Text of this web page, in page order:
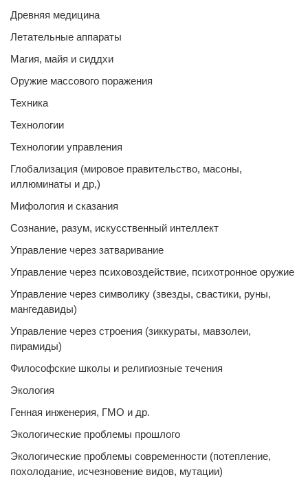
Древняя медицина
Летательные аппараты
Магия, майя и сиддхи
Оружие массового поражения
Техника
Технологии
Технологии управления
Глобализация (мировое правительство, масоны,
иллюминаты и др,)
Мифология и сказания
Сознание, разум, искусственный интеллект
Управление через затваривание
Управление через психовоздействие, психотронное оружие
Управление через символику (звезды, свастики, руны,
мангедавиды)
Управление через строения (зиккураты, мавзолеи,
пирамиды)
Философские школы и религиозные течения
Экология
Генная инженерия, ГМО и др.
Экологические проблемы прошлого
Экологические проблемы современности (потепление,
похолодание, исчезновение видов, мутации)